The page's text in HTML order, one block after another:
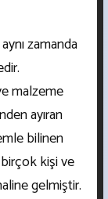
zamanda
malzeme
ayıran
bilinen
kişi ve
gelmiştir.